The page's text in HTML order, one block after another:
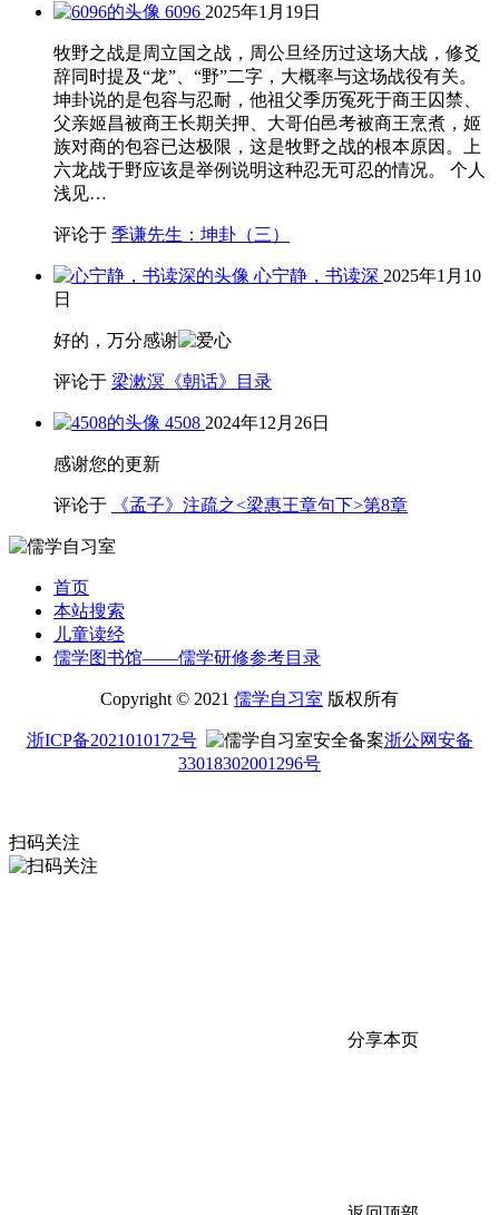
6096 2025年1月19日
牧野之战是周立国之战，周公旦经历过这场大战，修爻
辞同时提及“龙”、“野”二字，大概率与这场战役有关。
坤卦说的是包容与忍耐，他祖父季历冤死于商王囚禁、
父亲姬昌被商王长期关押、大哥伯邑考被商王烹煮，姬
族对商的包容已达极限，这是牧野之战的根本原因。上
六龙战于野应该是举例说明这种忍无可忍的情况。 个人
浅见…
评论于 季谦先生：坤卦（三）
心宁静，书读深 2025年1月10
日
好的，万分感谢
评论于 梁漱溟《朝话》目录
4508 2024年12月26日
感谢您的更新
评论于 《孟子》注疏之<梁惠王章句下>第8章
首页
本站搜索
儿童读经
儒学图书馆——儒学研修参考目录
Copyright © 2021 儒学自习室 版权所有
浙ICP备2021010172号
浙公网安备
33018302001296号
扫码关注
分享本页